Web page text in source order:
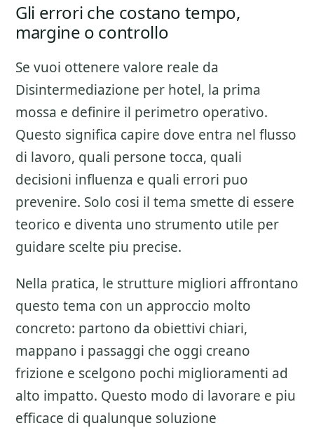
Gli errori che costano tempo,
margine o controllo
Se vuoi ottenere valore reale da
Disintermediazione per hotel, la prima
mossa e definire il perimetro operativo.
Questo significa capire dove entra nel flusso
di lavoro, quali persone tocca, quali
decisioni influenza e quali errori puo
prevenire. Solo cosi il tema smette di essere
teorico e diventa uno strumento utile per
guidare scelte piu precise.
Nella pratica, le strutture migliori affrontano
questo tema con un approccio molto
concreto: partono da obiettivi chiari,
mappano i passaggi che oggi creano
frizione e scelgono pochi miglioramenti ad
alto impatto. Questo modo di lavorare e piu
efficace di qualunque soluzione